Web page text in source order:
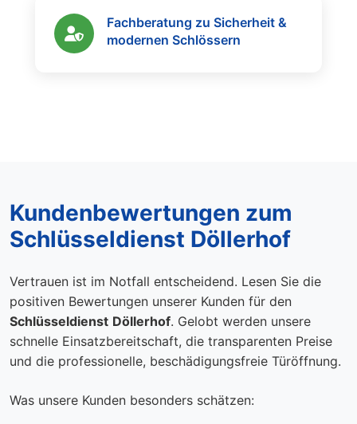
Fachberatung zu Sicherheit &
modernen Schlössern
Kundenbewertungen zum
Schlüsseldienst Döllerhof
Vertrauen ist im Notfall entscheidend. Lesen Sie die
positiven Bewertungen unserer Kunden für den
Schlüsseldienst Döllerhof. Gelobt werden unsere
schnelle Einsatzbereitschaft, die transparenten Preise
und die professionelle, beschädigungsfreie Türöffnung.
Was unsere Kunden besonders schätzen: